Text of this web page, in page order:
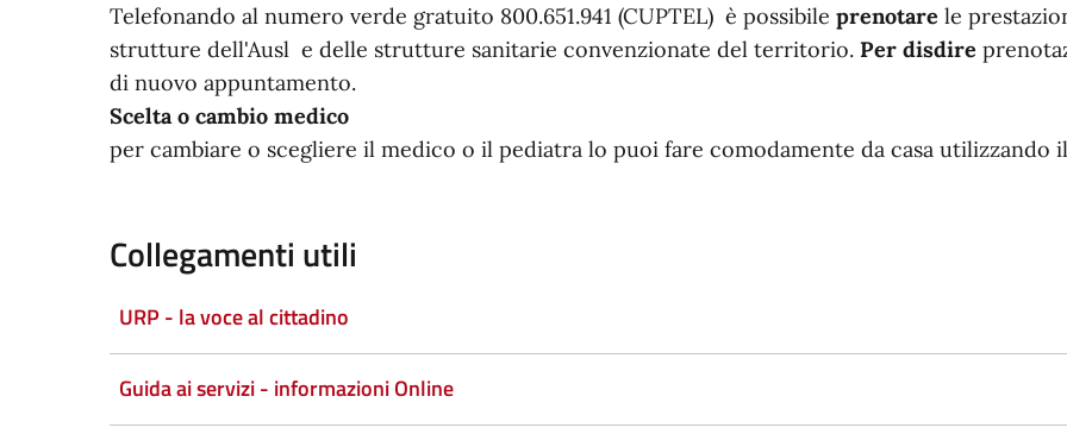
Telefonando al numero verde gratuito 800.651.941 (CUPTEL) è possibile prenotare le
strutture dell'Ausl e delle strutture sanitarie convenzionate del territorio. Per disdire
di nuovo appuntamento.
Scelta o cambio medico
per cambiare o scegliere il medico o il pediatra lo puoi fare comodamente da casa utilizzando
Collegamenti utili
URP - la voce al cittadino
Guida ai servizi - informazioni Online